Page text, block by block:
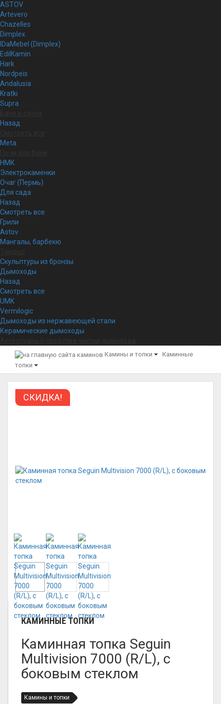
ASTOV
Artevero
Chazelles
Dimplex
IDaMebel (Dimplex)
EdilKamin
Hark
Nordpeis
Andalusia
Kratki
Supra
Назад
Meta
НМК
Электрокаменки
Очаг (Пермь)
Для сада
Назад
Смотреть все
Грили
Astov
Мангалы, барбекю
Скульптуры из бронзы
Дымоходы
Назад
Смотреть все
UMK
Vermilogic
Дымоходы из нержавеющей стали
Керамические дымоходы
Камины и топки
Каминные
топки
СКИДКА!
КАМИННЫЕ ТОПКИ
Каминная топка Seguin
Multivision 7000 (R/L), с
боковым стеклом
Камины и топки